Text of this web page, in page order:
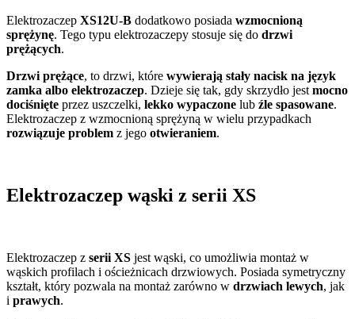
Elektrozaczep XS12U-B dodatkowo posiada wzmocnioną
sprężynę. Tego typu elektrozaczepy stosuje się do drzwi
prężących.
Drzwi prężące, to drzwi, które wywierają stały nacisk na język
zamka albo elektrozaczep. Dzieje się tak, gdy skrzydło jest mocno
dociśnięte przez uszczelki, lekko wypaczone lub źle spasowane.
Elektrozaczep z wzmocnioną sprężyną w wielu przypadkach
rozwiązuje problem z jego otwieraniem.
Elektrozaczep wąski z serii XS
Elektrozaczep z serii XS jest wąski, co umożliwia montaż w
wąskich profilach i ościeżnicach drzwiowych. Posiada symetryczny
kształt, który pozwala na montaż zarówno w drzwiach lewych, jak
i prawych.